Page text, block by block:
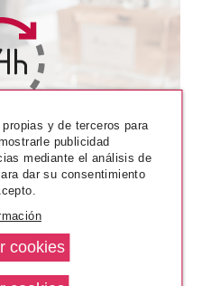
PARA CEJAS
N-EYED
desde
2.40€
y de terceros para
publicidad
mediante el análisis de
dar su consentimiento